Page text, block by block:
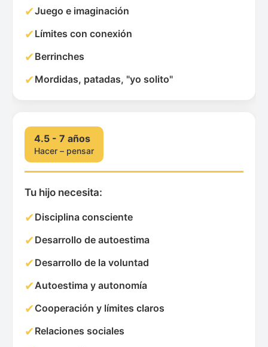
✔Juego e imaginación
✔Límites con conexión
✔Berrinches
✔Mordidas, patadas, "yo solito"
4.5 - 7 años
Hacer – pensar
Tu hijo necesita:
✔Disciplina consciente
✔Desarrollo de autoestima
✔Desarrollo de la voluntad
✔Autoestima y autonomía
✔Cooperación y límites claros
✔Relaciones sociales